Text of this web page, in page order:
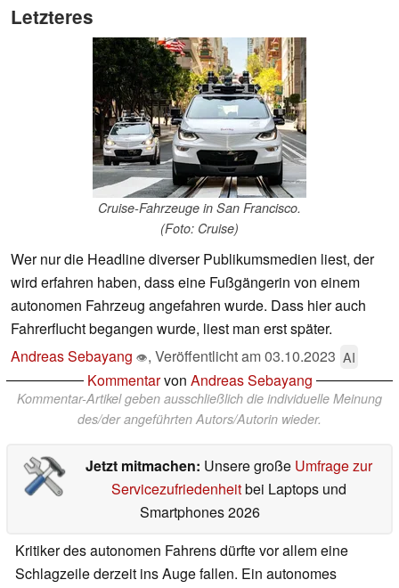
Letzteres
Cruise-Fahrzeuge in San Francisco.
(Foto: Cruise)
Wer nur die Headline diverser Publikumsmedien liest, der
wird erfahren haben, dass eine Fußgängerin von einem
autonomen Fahrzeug angefahren wurde. Dass hier auch
Fahrerflucht begangen wurde, liest man erst später.
Andreas Sebayang 👁, Veröffentlicht am03.10.2023 AI
Kommentarvon Andreas Sebayang
Kommentar-Artikel geben ausschließlich die individuelle Meinung
des/der angeführten Autors/Autorin wieder.
Jetzt mitmachen: Unsere große Umfrage zur
Servicezufriedenheitbei Laptops und
Smartphones 2026
Kritiker des autonomen Fahrens dürfte vor allem eine
Schlagzeile derzeit ins Auge fallen. Ein autonomes